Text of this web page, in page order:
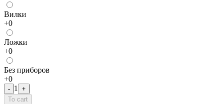
Bилки
+0
Лoжки
+0
Без приборов
+0
- 1
+
To cart